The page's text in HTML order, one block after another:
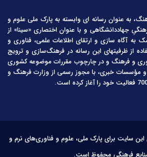
به عنوان رسانه ای وابسته به پارک ملی علوم و
جهاددانشگاهی و با عنوان اختصاری «سینا» از
به منظور کمک به آگاه سازی و ارتقای اطلاعات علمی، فناوری و
از ظرفیتهای این رسانه در فرهنگ‌سازی و ترویج
و فرهنگ و در چارچوب مقررات موضوعه کشوری
و مؤسسات خبری، با مجوز رسمی از وزارت فرهنگ و
سایت برای پارک ملی، علوم و فناوری‌های نرم و